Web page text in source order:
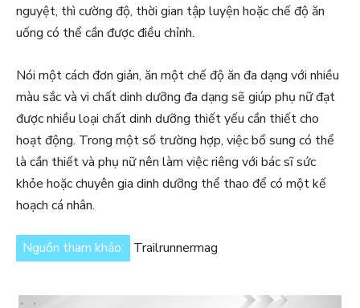
nguyệt, thì cường độ, thời gian tập luyện hoặc chế độ ăn
uống có thể cần được điều chỉnh.
Nói một cách đơn giản, ăn một chế độ ăn đa dạng với nhiều
màu sắc và vi chất dinh dưỡng đa dạng sẽ giúp phụ nữ đạt
được nhiều loại chất dinh dưỡng thiết yếu cần thiết cho
hoạt động. Trong một số trường hợp, việc bổ sung có thể
là cần thiết và phụ nữ nên làm việc riêng với bác sĩ sức
khỏe hoặc chuyên gia dinh dưỡng thể thao để có một kế
hoạch cá nhân.
Nguồn tham khảo: Trailrunnermag